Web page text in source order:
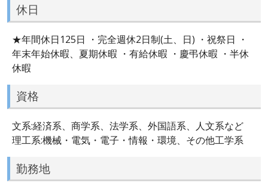
休日
★年間休日125日 ・完全週休2日制(土、日) ・祝祭日 ・
年末年始休暇、夏期休暇 ・有給休暇 ・慶弔休暇 ・半休
休暇
資格
文系:経済系、商学系、法学系、外国語系、人文系など
理工系:機械・電気・電子・情報・環境、その他工学系
勤務地